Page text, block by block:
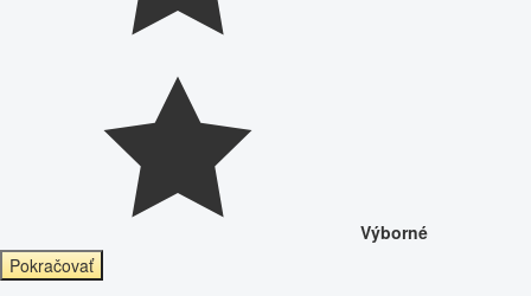
Výborné
Pokračovať